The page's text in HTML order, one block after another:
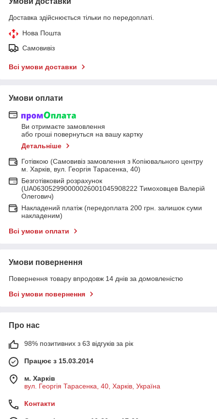
Доставка здійснюється тільки по передоплаті.
Нова Пошта
Самовивіз
Всі умови доставки
Умови оплати
Ви отримаєте замовлення
або гроші повернуться на вашу картку
Детальніше
Готівкою (Самовивіз замовлення з Копіювального центру
м. Харків, вул. Георгія Тарасенка, 40)
Безготівковий розрахунок
(UA063052990000026001045908222 Тимоховцев Валерій
Олегович)
Накладений платіж (передоплата 200 грн. залишок суми
накладеним)
Всі умови оплати
Умови повернення
Повернення товару впродовж 14 днів за домовленістю
Всі умови повернення
Про нас
98% позитивних з 63 відгуків за рік
Працює з 15.03.2014
м. Харків
вул. Георгія Тарасенка, 40, Харків, Україна
Контакти